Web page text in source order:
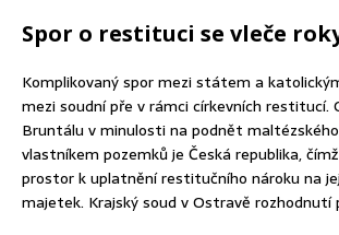
Spor o restituci se vleče
Komplikovaný spor mezi státem a
mezi soudní pře v rámci církevních restitucí.
Bruntálu v minulosti na podnět
vlastníkem pozemků je Česká republika,
prostor k uplatnění restitučního nároku na
majetek. Krajský soud v Ostravě rozhodnutí